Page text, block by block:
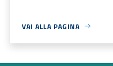
VAI ALLA PAGINA